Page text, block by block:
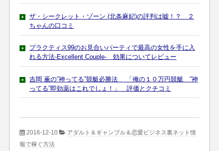
ザ・シークレット・ゾーン (北条麻妃)の評判は嘘！？ ２
ちゃんの口コミ
プラクティス99のお見合いパーティで最高の女性を手に入
れる方法-Excellent Couple- 効果についてレビュー
吉岡 薫の”神ってる”競艇必勝法 「俺の１０万円競艇 ”神
ってる”即効薬はこれでしょ！」 評価とクチコミ
2016-12-10
アダルト＆ギャンブル＆恋愛ビジネス裏ネット情
報で稼ぐ方法